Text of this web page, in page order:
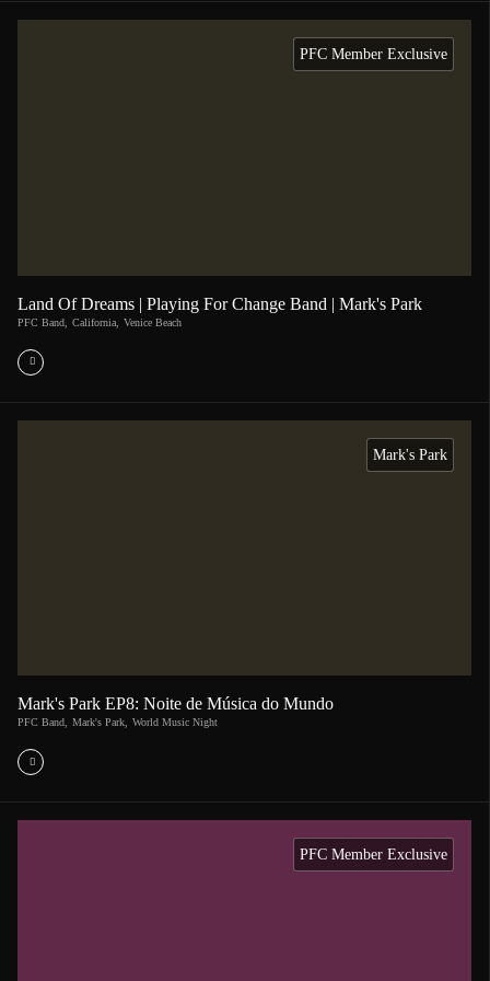
PFC Member Exclusive
Land Of Dreams | Playing For Change Band | Mark's Park
PFC Band California Venice Beach
Mark's Park
Mark's Park EP8: Noite de Música do Mundo
PFC Band, Mark's Park, World Music Night
PFC Member Exclusive